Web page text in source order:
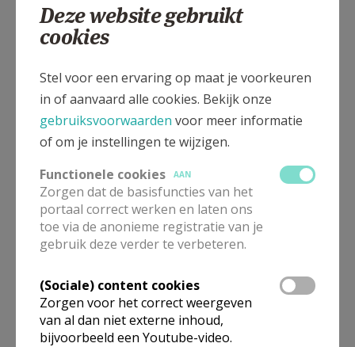
Beroepsvereniging Zorgpastores
Lanceringsavond boek Zeven
kruiswoorden
Deze website gebruikt
cookies
Stel voor een ervaring op maat je voorkeuren
in of aanvaard alle cookies. Bekijk onze
gebruiksvoorwaarden voor meer informatie
of om je instellingen te wijzigen.
Functionele cookies
AAN
Zorgen dat de basisfuncties van het
portaal correct werken en laten ons
toe via de anonieme registratie van je
gebruik deze verder te verbeteren.
(Sociale) content cookies
Zorgen voor het correct weergeven
van al dan niet externe inhoud,
bijvoorbeeld een Youtube-video.